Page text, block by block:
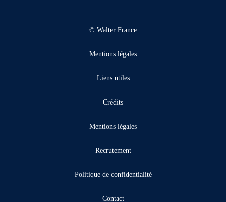
© Walter France
Mentions légales
Liens utiles
Crédits
Mentions légales
Recrutement
Politique de confidentialité
Contact